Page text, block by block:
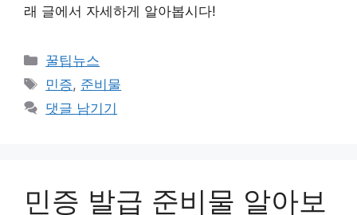
래 글에서 자세하게 알아봅시다!
카
테
리
꿀팁뉴스
태
그
민증, 준비물
댓글 남기기
민증 발급 준비물 알아보